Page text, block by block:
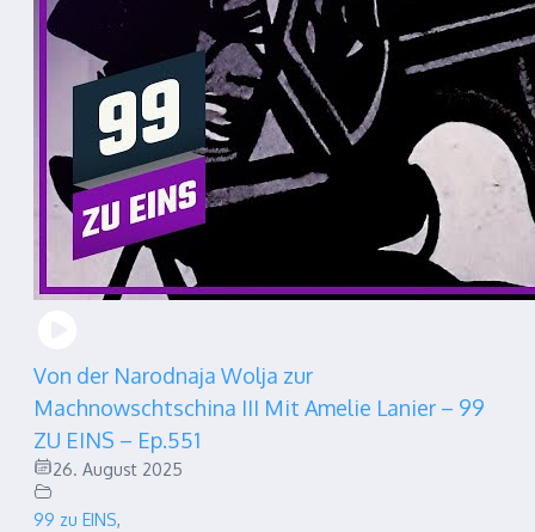
Von der Narodnaja Wolja zur
Machnowschtschina III Mit Amelie Lanier – 99
ZU EINS – Ep.551
26. August 2025
99 zu EINS,